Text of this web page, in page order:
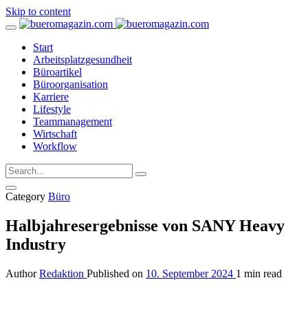
Skip to content
Start
Arbeitsplatzgesundheit
Büroartikel
Büroorganisation
Karriere
Lifestyle
Teammanagement
Wirtschaft
Workflow
Category Büro
Halbjahresergebnisse von SANY Heavy
Industry
Author Redaktion Published on 10. September 2024 1 min read